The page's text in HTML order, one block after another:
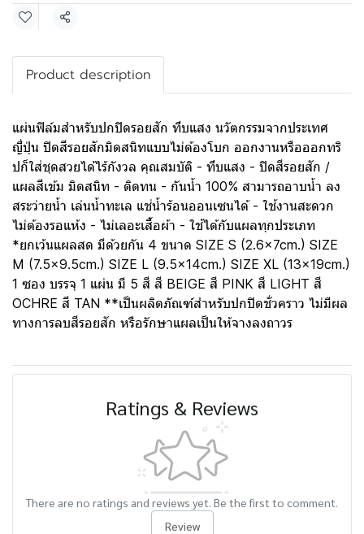
Share
Product description
แผ่นฟิล์มสำหรับปกปิดรอยสัก ทึบแสง นวัตกรรมจากประเทศ
ญี่ปุ่น ปิดสีรอยสักมิดสนิทแบบไม่ต้องโบก ออกงานหรือออกทริ
ปก็ใส่ชุดสวยได้ไร้กังวล คุณสมบัติ - ทึบแสง - ปิดสีรอยสัก /
แผลสีเข้ม มิดสนิท - ติดทน - กันน้ำ 100% สามารถอาบน้ำ ลง
สระว่ายน้ำ เล่นน้ำทะเล แช่น้ำร้อนออนเซนได้ - ใช้งานสะดวก
ไม่ต้องรอแห้ง - ไม่เลอะเสื้อผ้า - ใช้ได้กับแผลทุกประเภท
*ยกเว้นแผลสด มีด้วยกัน 4 ขนาด SIZE S (2.6x7cm.) SIZE
M (7.5x9.5cm.) SIZE L (9.5x14cm.) SIZE XL (13x19cm.)
1 ซอง บรรจุ 1 แผ่น มี 5 สี สี BEIGE สี PINK สี LIGHT สี
OCHRE สี TAN **เป็นผลิตภัณฑ์สำหรับปกปิดชั่วคราว ไม่มีผล
ทางการลบสีรอยสัก หรือรักษาแผลเป็นให้จางลงถาวร
Ratings & Reviews
There are no ratings and reviews yet. Be the first to comment.
Review